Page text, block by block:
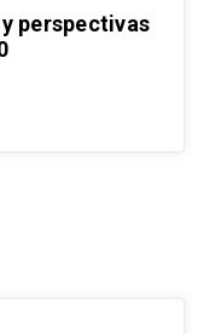
perspectivas